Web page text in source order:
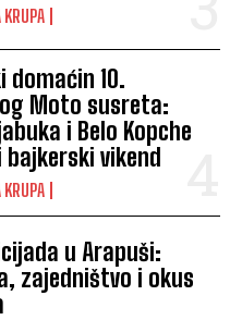
domaćin 10.
Moto susreta:
i Belo Kopche
bajkerski vikend
u Arapuši:
zajedništvo i okus